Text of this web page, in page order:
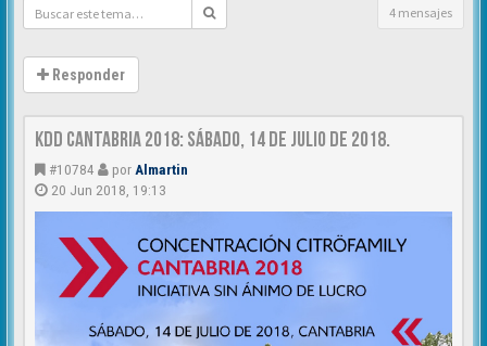
4 mensajes
Responder
KDD Cantabria 2018: Sábado, 14 de Julio de 2018.
#10784 por Almartin
20 Jun 2018, 19:13